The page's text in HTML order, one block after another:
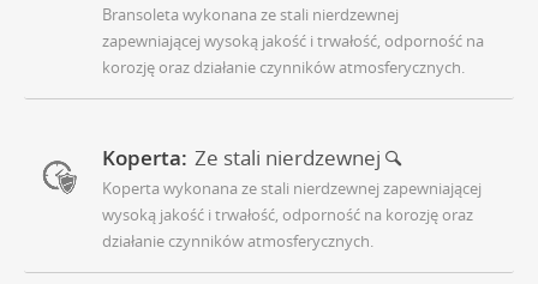
Bransoleta wykonana ze stali nierdzewnej
zapewniającej wysoką jakość i trwałość, odporność na
korozję oraz działanie czynników atmosferycznych.
Koperta: Ze stali nierdzewnej
Koperta wykonana ze stali nierdzewnej zapewniającej
wysoką jakość i trwałość, odporność na korozję oraz
działanie czynników atmosferycznych.